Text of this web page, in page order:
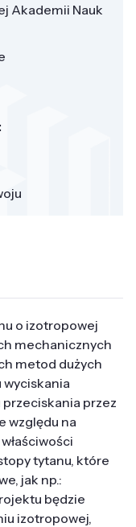
Akademii Nauk
o izotropowej
mechanicznych
metod dużych
wyciskania
przez
względu na
tytanu, które
jak np.:
będzie
izotropowej,